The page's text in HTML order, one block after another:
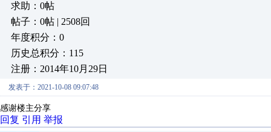
求助：0帖
帖子：0帖 | 2508回
年度积分：0
历史总积分：115
注册：2014年10月29日
发表于：2021-10-08 09:07:48
感谢楼主分享
回复 引用 举报